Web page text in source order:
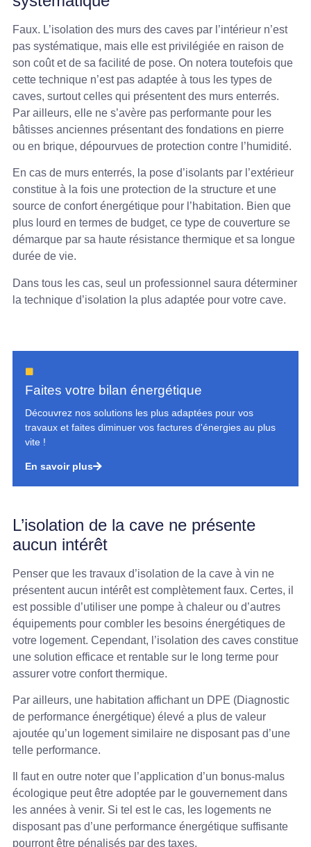
Faux. L’isolation des murs des caves par l’intérieur n’est
pas systématique, mais elle est privilégiée en raison de
son coût et de sa facilité de pose. On notera toutefois que
cette technique n’est pas adaptée à tous les types de
caves, surtout celles qui présentent des murs enterrés.
Par ailleurs, elle ne s’avère pas performante pour les
bâtisses anciennes présentant des fondations en pierre
ou en brique, dépourvues de protection contre l’humidité.
En cas de murs enterrés, la pose d’isolants par l’extérieur
constitue à la fois une protection de la structure et une
source de confort énergétique pour l’habitation. Bien que
plus lourd en termes de budget, ce type de couverture se
démarque par sa haute résistance thermique et sa longue
durée de vie.
Dans tous les cas, seul un professionnel saura déterminer
la technique d’isolation la plus adaptée pour votre cave.
Faites votre bilan énergétique
Découvrez nos solutions les plus adaptées pour vos
travaux et faites diminuer vos factures d'énergies au plus
vite !
En savoir plus
L’isolation de la cave ne présente
aucun intérêt
Penser que les travaux d’isolation de la cave à vin ne
présentent aucun intérêt est complètement faux. Certes, il
est possible d’utiliser une pompe à chaleur ou d’autres
équipements pour combler les besoins énergétiques de
votre logement. Cependant, l’isolation des caves constitue
une solution efficace et rentable sur le long terme pour
assurer votre confort thermique.
Par ailleurs, une habitation affichant un DPE (Diagnostic
de performance énergétique) élevé a plus de valeur
ajoutée qu’un logement similaire ne disposant pas d’une
telle performance.
Il faut en outre noter que l’application d’un bonus-malus
écologique peut être adoptée par le gouvernement dans
les années à venir. Si tel est le cas, les logements ne
disposant pas d’une performance énergétique suffisante
pourront être pénalisés par des taxes.